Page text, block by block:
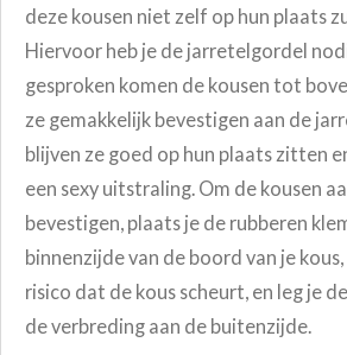
deze kousen niet zelf op hun plaats
Hiervoor heb je de jarretelgordel
gesproken komen de kousen tot
ze gemakkelijk bevestigen aan de
blijven ze goed op hun plaats zitten
een sexy uitstraling. Om de kousen
bevestigen, plaats je de rubberen
binnenzijde van de boord van je
risico dat de kous scheurt, en leg je
de verbreding aan de buitenzijde.